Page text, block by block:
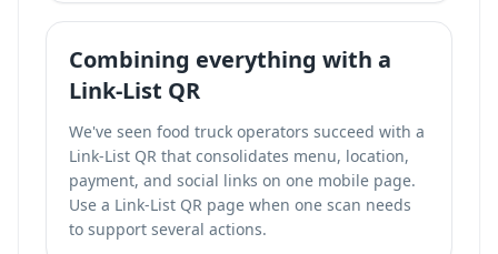
Combining everything with a
Link-List QR
We've seen food truck operators succeed with a
Link-List QR that consolidates menu, location,
payment, and social links on one mobile page.
Use a Link-List QR page when one scan needs
to support several actions.